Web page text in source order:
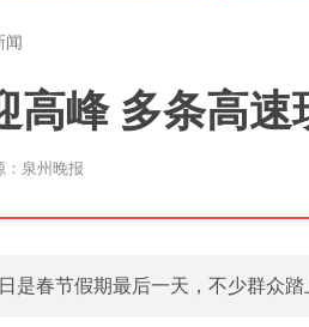
闻
高峰 多条高速
：泉州晚报
是春节假期最后一天，不少群众